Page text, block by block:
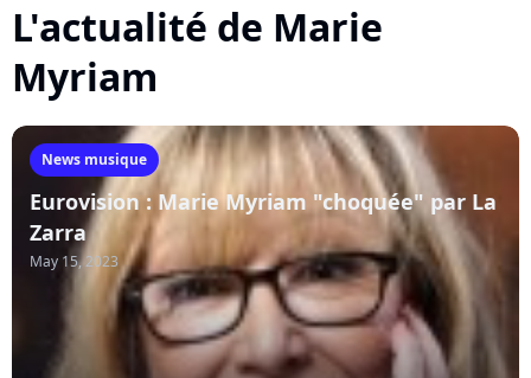
L'actualité de Marie
Myriam
News musique
Eurovision : Marie Myriam "choquée" par La
Zarra
May 15, 2023